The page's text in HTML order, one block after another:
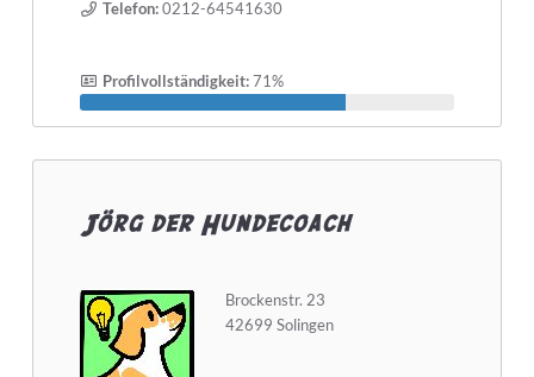
Telefon:0212-64541630
Profilvollständigkeit:71%
Jörg der Hundecoach
Brockenstr. 23
42699 Solingen